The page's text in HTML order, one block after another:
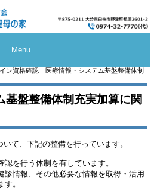
Menu
ン資格確認 医療情報・システム基盤整備体制
基盤整備体制充実加算に関
て、下記の整備を行っています。
認を行う体制を有しています。
診情報、その他必要な情報を取得・活用
。